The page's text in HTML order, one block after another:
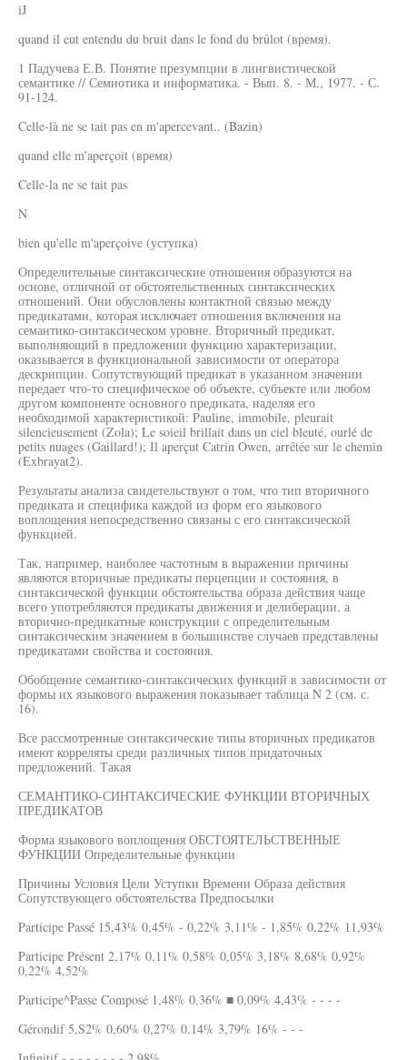
iJ
quand il eut entendu du bruit dans le fond du brûlot (время).
1 Падучева Е.В. Понятие презумпции в лингвистической
семантике // Семиотика и информатика. - Вып. 8. - М., 1977. - С.
91-124.
Celle-là ne se tait pas en m'apercevant.. (Bazin)
quand elle m'aperçoit (время)
Celle-la ne se tait pas
N
bien qu'elle m'aperçoive (уступка)
Определительные синтаксические отношения образуются на
основе, отличной от обстоятельственных синтаксических
отношений. Они обусловлены контактной связью между
предикатами, которая исключает отношения включения на
семантико-синтаксическом уровне. Вторичный предикат,
выполняющий в предложении функцию характеризации,
оказывается в функциональной зависимости от оператора
дескрипции. Сопутствующий предикат в указанном значении
передает что-то специфическое об объекте, субъекте или любом
другом компоненте основного предиката, наделяя его
необходимой характеристикой: Pauline, immobile, pleurait
silencieusement (Zola); Le soieil brillait dans un ciel bleuté, ourlé de
petits nuages (Gaillard!); Il aperçut Catrin Owen, arrêtée sur le chemin
(Exbrayat2).
Результаты анализа свидетельствуют о том, что тип вторичного
предиката и специфика каждой из форм его языкового
воплощения непосредственно связаны с его синтаксической
функцией.
Так, например, наиболее частотным в выражении причины
являются вторичные предикаты перцепции и состояния, в
синтаксической функции обстоятельства образа действия чаще
всего употребляются предикаты движения и делиберации, а
вторично-предикатные конструкции с определительным
синтаксическим значением в большинстве случаев представлены
предикатами свойства и состояния.
Обобщение семантико-синтаксических функций в зависимости от
формы их языкового выражения показывает таблица N 2 (см. с.
16).
Все рассмотренные синтаксические типы вторичных предикатов
имеют корреляты среди различных типов придаточных
предложений. Такая
СЕМАНТИКО-СИНТАКСИЧЕСКИЕ ФУНКЦИИ ВТОРИЧНЫХ
ПРЕДИКАТОВ
Форма языкового воплощения ОБСТОЯТЕЛЬСТВЕННЫЕ
ФУНКЦИИ Определительные функции
Причины Условия Цели Уступки Времени Образа действия
Сопутствующего обстоятельства Предпосылки
Participe Passé 15,43% 0,45% - 0,22% 3,11% - 1,85% 0,22% 11,93%
Participe Présent 2,17% 0,11% 0,58% 0,05% 3,18% 8,68% 0,92%
0,22% 4,52%
Participe^Passe Composé 1,48% 0,36% ■ 0,09% 4,43% - - - -
Gérondif 5,S2% 0,60% 0,27% 0.14% 3,79% 16% - - -